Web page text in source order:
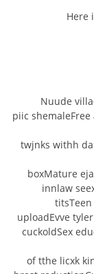
Here
Nuude
piic
twjnks withh
boxMature
innlaw
uploadEvve
cuckoldSex
of tthe licxk